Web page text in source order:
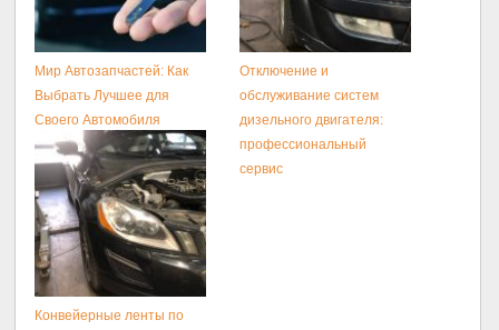
Мир Автозапчастей: Как
Выбрать Лучшее для
Своего Автомобиля
Отключение и
обслуживание систем
дизельного двигателя:
профессиональный
сервис
Конвейерные ленты по